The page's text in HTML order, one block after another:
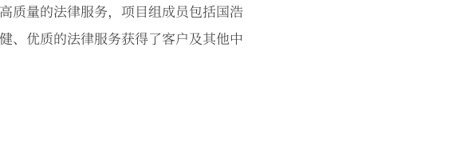
质量的法律服务，项目组成员包括国浩
、优质的法律服务获得了客户及其他中